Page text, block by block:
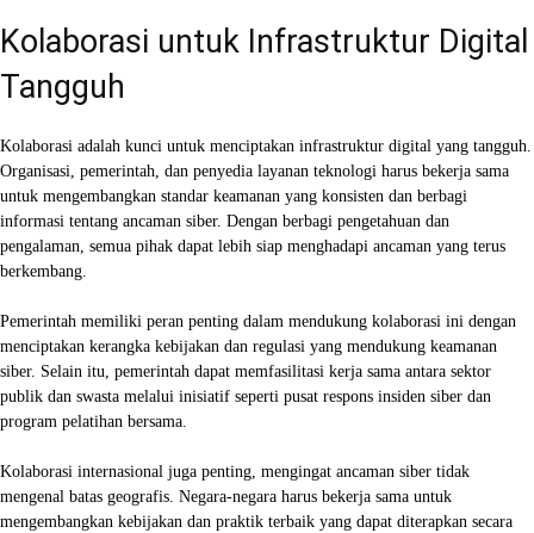
Kolaborasi untuk Infrastruktur Digital
Tangguh
Kolaborasi adalah kunci untuk menciptakan infrastruktur digital yang tangguh.
Organisasi, pemerintah, dan penyedia layanan teknologi harus bekerja sama
untuk mengembangkan standar keamanan yang konsisten dan berbagi
informasi tentang ancaman siber. Dengan berbagi pengetahuan dan
pengalaman, semua pihak dapat lebih siap menghadapi ancaman yang terus
berkembang.
Pemerintah memiliki peran penting dalam mendukung kolaborasi ini dengan
menciptakan kerangka kebijakan dan regulasi yang mendukung keamanan
siber. Selain itu, pemerintah dapat memfasilitasi kerja sama antara sektor
publik dan swasta melalui inisiatif seperti pusat respons insiden siber dan
program pelatihan bersama.
Kolaborasi internasional juga penting, mengingat ancaman siber tidak
mengenal batas geografis. Negara-negara harus bekerja sama untuk
mengembangkan kebijakan dan praktik terbaik yang dapat diterapkan secara